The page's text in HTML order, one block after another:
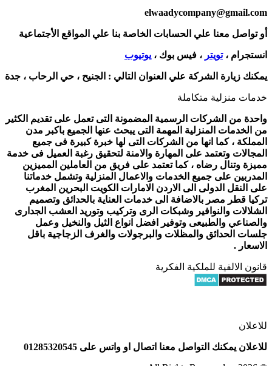
elwaadycompany@gmail.com
أو تواصل معنا علي الحسابات الخاصة بنا علي المواقع الأجتماعية
انستجرام ،تويتر ، فيس بوك ، يوتيوب
يمكنك زيارة الشركة علي العنوان التالي : الجنيح ، حي الرحاب ، جدة
خدمات منزلية متكاملة
واحدة من الشركات الرسمية المضمونة التى تعمل على تقديم الكثير
من الخدمات المنزلية المهمة التى يبحث عنها الجميع باكبر مدن
المملكة ، كما انها من الشركات التى لها خبرة كبيرة فى جميع
المجالات وتعتمد على المهارة والامنة لتحقيق رغبة العميل فى خدمة
مميزة وتنال رضاه ، كما تعتمد على فريق من العاملين المميزين
المدربين على جميع الخدمات والاعمال المنزلية وتشمل خدماتنا
على النقل الدولى الى الاردن الامارات الكويت البحرين المغرب
تركيا قطر مصر بالاضافة الى خدمات العناية بالحدائق وتصميم
الشلالات والنوافير وشبكات الرى وتركيب وتوريد العشب الجدارى
والصناعي والطبيعى وتوفير افضل انواع الثيل والنخيل وعمل
جلسات الحدائق والمظلات والبرجولات والغرف الزجاجية باقل
الاسعار .
قانون الالفية للملكية الفكرية
للاعلان
للاعلان يمكنك التواصل معنا اتصال او واتس على 01285320545